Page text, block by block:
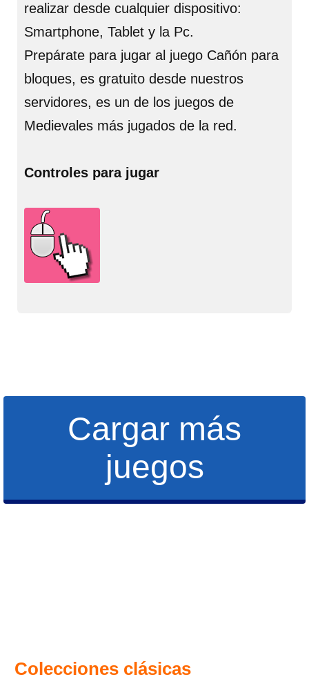
realizar desde cualquier dispositivo:
Smartphone, Tablet y la Pc.
Prepárate para jugar al juego Cañón para
bloques, es gratuito desde nuestros
servidores, es un de los juegos de
Medievales más jugados de la red.
Controles para jugar
Cargar más
juegos
Colecciones clásicas